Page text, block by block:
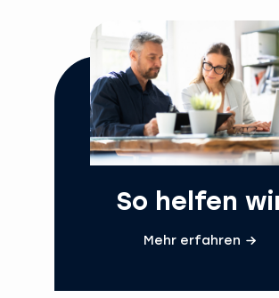
So helfen
Mehr erfahren